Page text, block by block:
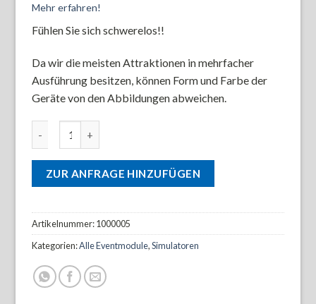
Mehr erfahren!
Fühlen Sie sich schwerelos!!
Da wir die meisten Attraktionen in mehrfacher
Ausführung besitzen, können Form und Farbe der
Geräte von den Abbildungen abweichen.
ZUR ANFRAGE HINZUFÜGEN
Artikelnummer:1000005
Kategorien:Alle Eventmodule,Simulatoren